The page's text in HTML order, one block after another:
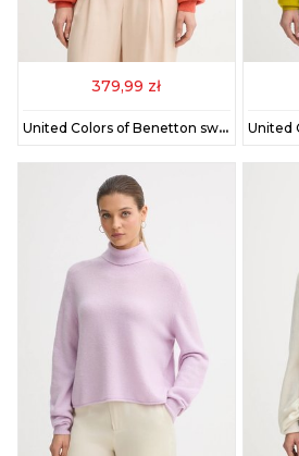
379,99 zł
United Colors of Benetton sweter damski kolor pomarańczowy lekki z golfem 11CZD204F